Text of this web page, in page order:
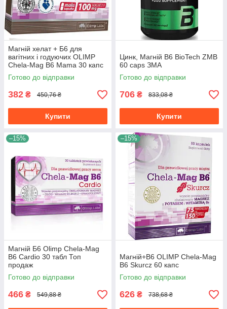
Магній хелат + Б6 для
вагітних і годуючих OLIMP
Chela-Mag B6 Mama 30 капс
Готово до відправки
382 ₴ 450,76 ₴
Купити
Цинк, Магній В6 BioTech ZMB
60 caps ЗМА
Готово до відправки
706 ₴ 833,08 ₴
Купити
–15%
Магній Б6 Olimp Chela-Mag
B6 Cardio 30 табл Топ
продаж
Готово до відправки
466 ₴ 549,88 ₴
–15%
Магній+В6 OLIMP Chela-Mag
B6 Skurcz 60 капс
Готово до відправки
626 ₴ 738,68 ₴